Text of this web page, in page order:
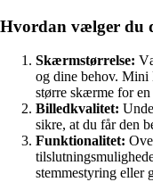
Hvordan vælger du
Skærmstørrelse:
og dine behov.
større skærme for
Billedkvalitet:
sikre, at du får den
Funktionalitet:
stemmestyring eller